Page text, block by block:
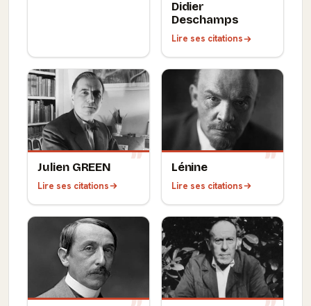
Didier
Deschamps
Lire ses citations
Julien GREEN
Lire ses citations
Lénine
Lire ses citations